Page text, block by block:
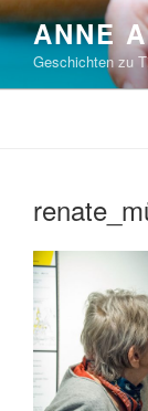
Zum
Inhalt
springen
ANNE
Geschichten zu